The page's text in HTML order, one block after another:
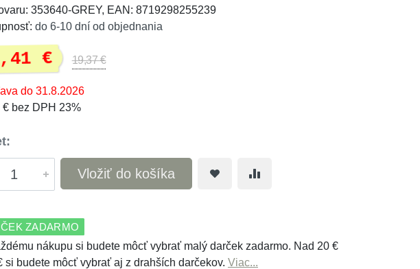
353640-GREY, EAN: 8719298255239
do 6-10 dní od objednania
€ 19,37 €
do 31.8.2026
€ bez DPH 23%
Vložiť do košíka
ZADARMO
nákupu si budete môcť vybrať malý darček zadarmo. Nad 20 €
si budete môcť vybrať aj z drahších darčekov. Viac...